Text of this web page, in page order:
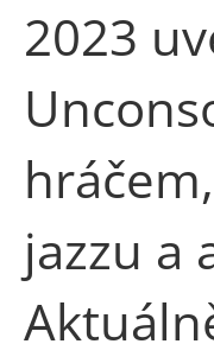
2023
jazzu a